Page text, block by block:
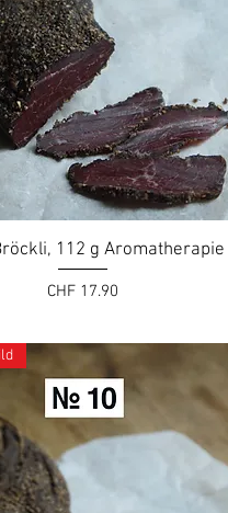
112 g Aromatherapie
Preis
CHF 17.90